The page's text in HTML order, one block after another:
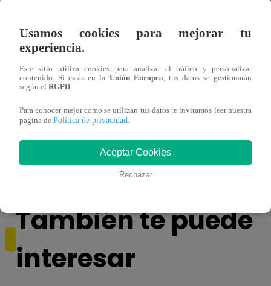
Ecommerce Nights: ¿cómo acelerar tu
También te puede
interesar
Usamos cookies para mejorar tu
experiencia.
Este sitio utiliza cookies para analizar el tráfico y personalizar
contenido. Si estás en la Unión Europea, tus datos se gestionarán
según el RGPD.
Para conocer mejor como se utilizan tus datos te invitamos leer nuestra
pagina de Política de privacidad.
Aceptar Cookies
Rechazar